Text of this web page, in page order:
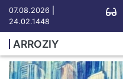
07.08.2026 |
24.02.1448
ARROZIY